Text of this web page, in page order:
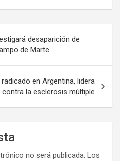
desaparición de
de Marte
en Argentina, lidera
la esclerosis múltiple
no será publicada. Los